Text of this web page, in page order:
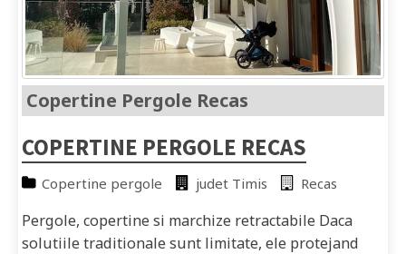
Copertine Pergole Recas
COPERTINE PERGOLE RECAS
Copertine pergole judet Timis Recas
Pergole, copertine si marchize retractabile Daca
solutiile traditionale sunt limitate, ele protejand